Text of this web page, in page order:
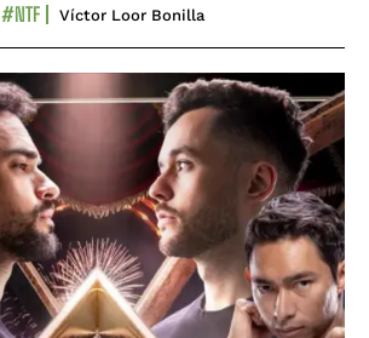
#NTF Víctor Loor Bonilla